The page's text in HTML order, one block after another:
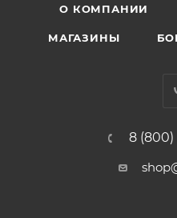
О КОМПАНИИ
МАГАЗИНЫ
8 (800)